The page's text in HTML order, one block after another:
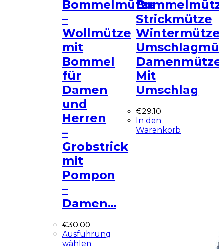
Bommelmütze
–
Wollmütze
mit
Bommel
für
Damen
und
Herren
–
Grobstrick
mit
Pompon
–
Damen…
€30.00
Ausführung
wählen
Strickmütze
Mit
Umschlag
€29.10
In den
Warenkorb